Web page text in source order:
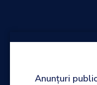
Anunțuri